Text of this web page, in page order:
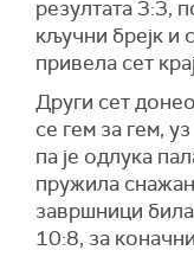
резултата 3:3,
кључни брејк и
привела сет
Други сет
се гем за гем,
па је одлука
пружила
завршници
10:8, за